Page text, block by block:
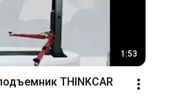
1:53
THINKCAR